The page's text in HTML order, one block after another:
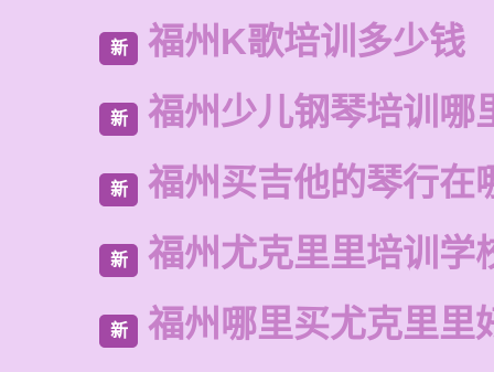
新 福州K歌培训多少钱
新 福州少儿钢琴培训哪
新 福州买吉他的琴行在
新 福州尤克里里培训学
新 福州哪里买尤克里里